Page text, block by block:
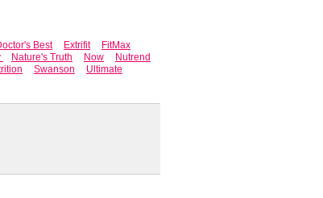
Best Extrifit
FitMax
Nature's Truth Now
Nutrend
Swanson
Ultimate